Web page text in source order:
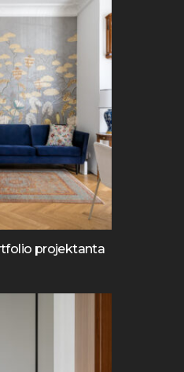
projektanta